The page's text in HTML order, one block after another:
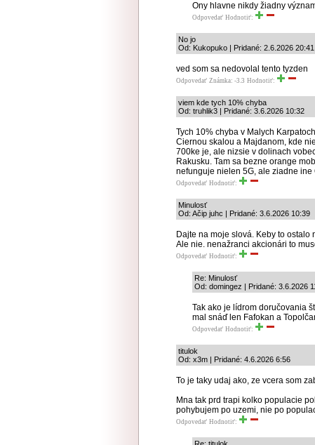
Ony hlavne nikdy žiadny
Odpovedať Hodnotiť:
No jo
Od: Kukopuko | Pridané: 2.6.2026 20:41
ved som sa nedovolal tento tyzden
Odpovedať Známka: -3.3 Hodnotiť:
viem kde tych 10% chyba
Od: truhlik3 | Pridané: 3.6.2026 10:32
Tych 10% chyba v Malych
Ciernou skalou a Majdanom, kde
700ke je, ale nizsie v dolinach
Rakusku. Tam sa bezne orange
nefunguje nielen 5G, ale ziadne ine
Odpovedať Hodnotiť:
Minulosť
Od: Ačip juhc | Pridané: 3.6.2026 10:39
Dajte na moje slová. Keby to
Ale nie. nenažranci akcionári to
Odpovedať Hodnotiť:
Re: Minulosť
Od: domingez | Pridané: 3.6.2026
Tak ako je lídrom doručovania
mal snáď len Fafokan a
Odpovedať Hodnotiť:
titulok
Od: x3m | Pridané: 4.6.2026 6:56
To je taky udaj ako, ze vcera som
Mna tak prd trapi kolko populacie
pohybujem po uzemi, nie po
Odpovedať Hodnotiť: